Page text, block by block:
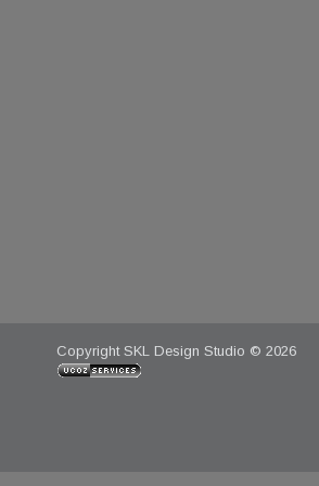
Copyright SKL Design Studio © 2026